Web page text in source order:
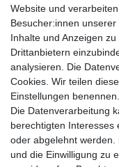
Top Themen
Adventskalender
Service
Versandinfos
FAQ
Ersatzteile
Registrieren
Wir versenden mit
Website und
Besucher:innen
Inhalte und Anzeigen
Drittanbietern
analysieren. Die
Cookies. Wir teilen
Einstellungen benennen.
Die Datenverarbeitung
berechtigten Interesses
oder abgelehnt werden.
und die Einwilligung zu